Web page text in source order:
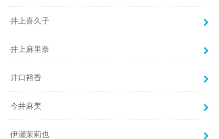
井上喜久子
井上麻里奈
井口裕香
今井麻美
伊瀬茉莉也